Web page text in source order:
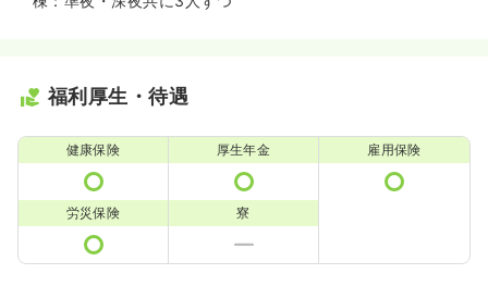
福利厚生・待遇
健康保険 厚生年金 雇用保険
労災保険 寮